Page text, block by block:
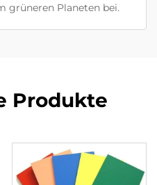
grüneren Planeten bei.
Produkte